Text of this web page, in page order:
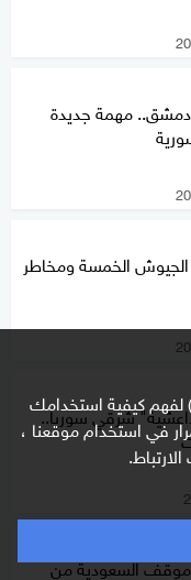
لفهم كيفية استخدامك
في استخدام موقعنا ،
مهمة جديدة
الخمسة ومخاطر
شرقي سوريا..
السعودية من